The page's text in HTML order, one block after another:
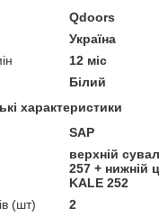
Qdoors
Україна
12 міс
Білий
характеристики
SAP
верхній
257 + нижній
KALE 252
(шт)
2